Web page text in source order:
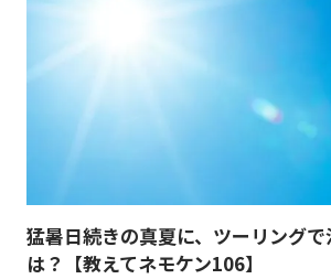
猛暑日続きの真夏に、ツーリング
は？【教えてネモケン106】